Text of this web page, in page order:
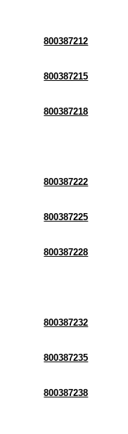
800387212
800387215
800387218
800387222
800387225
800387228
800387232
800387235
800387238